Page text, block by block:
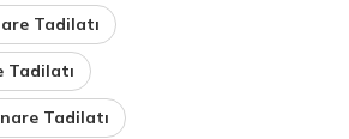
Tadilatı
Tadilatı
Tadilatı